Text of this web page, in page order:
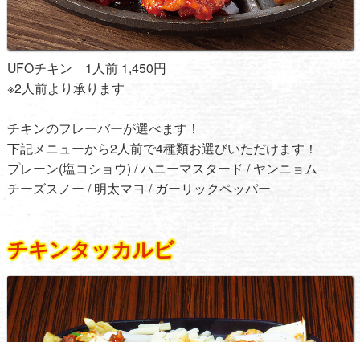
UFOチキン 1人前 1,450円
※2人前より承ります
チキンのフレーバーが選べます！
下記メニューから2人前で4種類お選びいただけます！
プレーン(塩コショウ) / ハニーマスタード / ヤンニョム
チーズスノー / 明太マヨ / ガーリックペッパー
チキンタッカルビ